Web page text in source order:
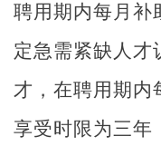
聘用期内每月补
定急需紧缺人才
才，在聘用期内
享受时限为三年